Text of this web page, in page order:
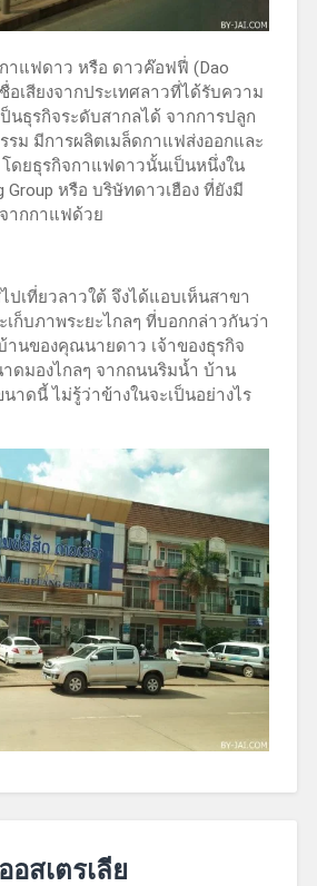
าแฟดาว หรือ ดาวค๊อฟฟี่ (Dao
อเสียงจากประเทศลาวที่ได้รับความ
นธุรกิจระดับสากลได้ จากการปลูก
รม มีการผลิตเมล็ดกาแฟส่งออกและ
ดยธุรกิจกาแฟดาวนั้นเป็นหนึ่งใน
Group หรือ บริษัทดาวเฮือง ที่ยังมี
ากกาแฟด้วย
ปเที่ยวลาวใต้ จึงได้แอบเห็นสาขา
เก็บภาพระยะไกลๆ ที่บอกกล่าวกันว่า
นของคุณนายดาว เจ้าของธุรกิจ
ดมองไกลๆ จากถนนริมน้ำ บ้าน
าดนี้ ไม่รู้ว่าข้างในจะเป็นอย่างไร
อสเตรเลีย